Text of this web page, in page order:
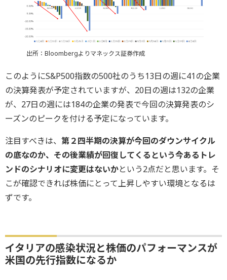
出所：Bloombergよりマネックス証券作成
このようにS&P500指数の500社のうち13日の週に41の企業
の決算発表が予定されていますが、20日の週は132の企業
が、27日の週には184の企業の発表で今回の決算発表のシ
ーズンのピークを付ける予定になっています。
注目すべきは、 第２四半期の決算が今回のダウンサイクル
の底なのか、その後業績が回復してくるという今あるトレ
ンドのシナリオに変更はないかという2点だと思います。そ
こが確認できれば株価にとって上昇しやすい環境となるは
ずです。
イタリアの感染状況と株価のパフォーマンスが
米国の先行指数になるか